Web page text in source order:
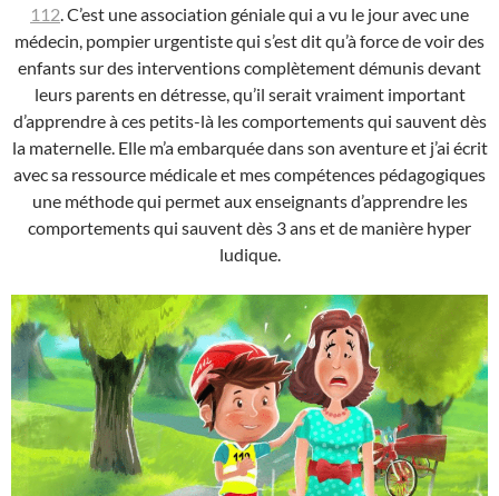
112. C’est une association géniale qui a vu le jour avec une
médecin, pompier urgentiste qui s’est dit qu’à force de voir des
enfants sur des interventions complètement démunis devant
leurs parents en détresse, qu’il serait vraiment important
d’apprendre à ces petits-là les comportements qui sauvent dès
la maternelle. Elle m’a embarquée dans son aventure et j’ai écrit
avec sa ressource médicale et mes compétences pédagogiques
une méthode qui permet aux enseignants d’apprendre les
comportements qui sauvent dès 3 ans et de manière hyper
ludique.